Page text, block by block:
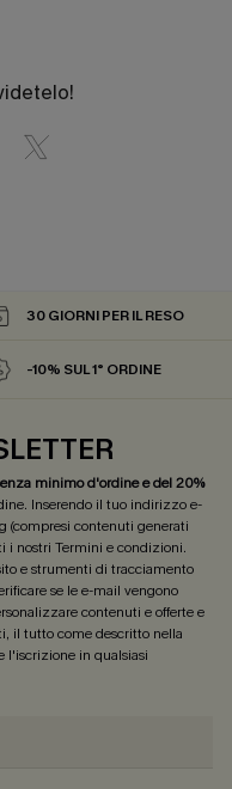
30 GIORNI PER IL RESO
-10% SUL 1° ORDINE
minimo d'ordine e del 20%
Inserendo il tuo indirizzo e-
(compresi contenuti generati
i nostri Termini e condizioni.
e strumenti di tracciamento
se le e-mail vengono
contenuti e offerte e
il tutto come descritto nella
l'iscrizione in qualsiasi